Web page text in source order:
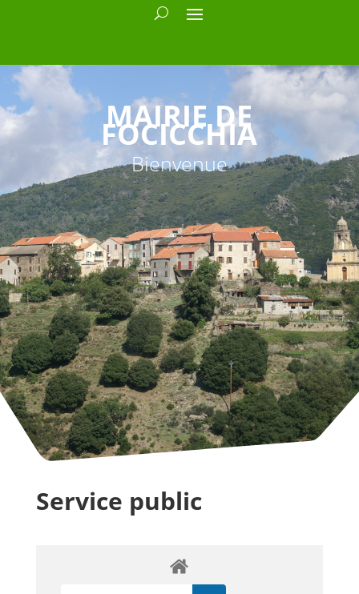
MAIRIE DE
FOCICCHIA
Bienvenue
Service public